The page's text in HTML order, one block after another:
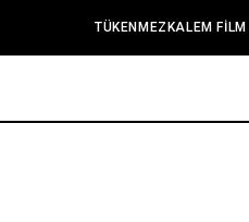
TÜKENMEZKALEM FİLM